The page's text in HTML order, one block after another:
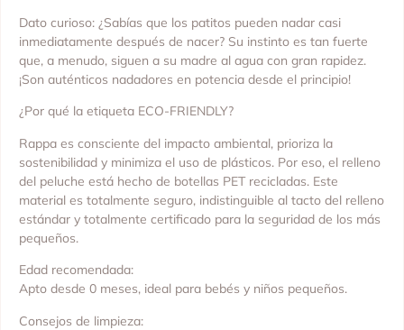
Dato curioso: ¿Sabías que los patitos pueden nadar casi
inmediatamente después de nacer? Su instinto es tan fuerte
que, a menudo, siguen a su madre al agua con gran rapidez.
¡Son auténticos nadadores en potencia desde el principio!
¿Por qué la etiqueta ECO-FRIENDLY?
Rappa es consciente del impacto ambiental, prioriza la
sostenibilidad y minimiza el uso de plásticos. Por eso, el relleno
del peluche está hecho de botellas PET recicladas. Este
material es totalmente seguro, indistinguible al tacto del relleno
estándar y totalmente certificado para la seguridad de los más
pequeños.
Edad recomendada:
Apto desde 0 meses, ideal para bebés y niños pequeños.
Consejos de limpieza: